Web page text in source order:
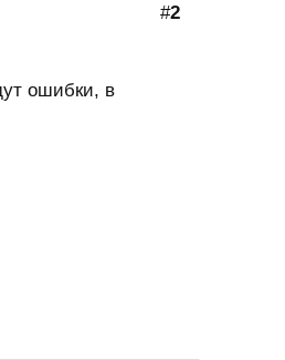
#2
ошибки, в